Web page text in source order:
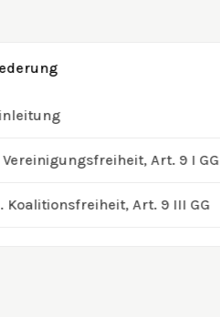
Vereinigungsfreiheit, Art. 9 I GG
Koalitionsfreiheit, Art. 9 III GG